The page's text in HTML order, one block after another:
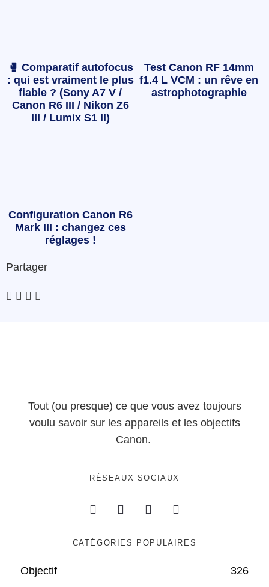
🥊 Comparatif autofocus
: qui est vraiment le plus
fiable ? (Sony A7 V /
Canon R6 III / Nikon Z6
III / Lumix S1 II)
Test Canon RF 14mm
f1.4 L VCM : un rêve en
astrophotographie
Configuration Canon R6
Mark III : changez ces
réglages !
Partager
Tout (ou presque) ce que vous avez toujours
voulu savoir sur les appareils et les objectifs
Canon.
RÉSEAUX SOCIAUX
CATÉGORIES POPULAIRES
Objectif 326